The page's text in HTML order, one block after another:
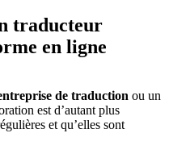
traducteur
en ligne
de traduction ou un
est d’autant plus
et qu’elles sont